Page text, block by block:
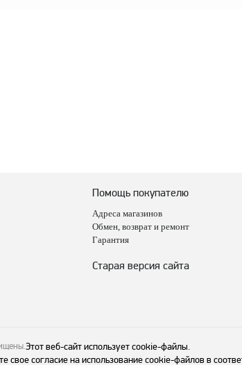
Помощь покупателю
Адреса магазинов
Обмен, возврат и ремонт
Гарантия
Старая версия сайта
Этот веб-сайт использует cookie-файлы.
свое согласие на использование cookie-файлов в